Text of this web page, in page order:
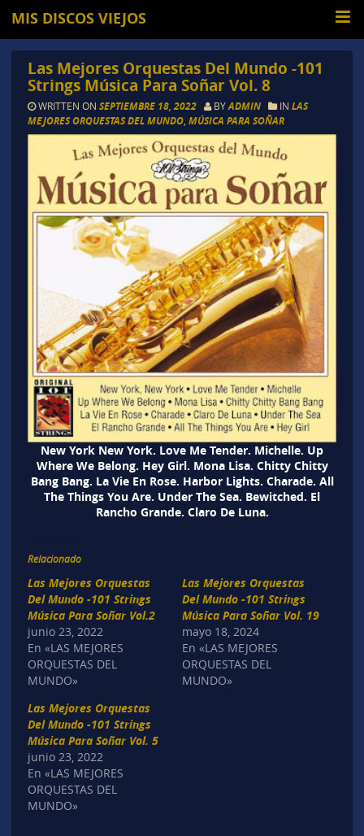
MIS DISCOS VIEJOS
Las Mejores Orquestas Del Mundo -101
Strings Música Para Soñar Vol. 8
WRITTEN ON SEPTIEMBRE 18, 2022 BYADMIN IN LAS
MEJORES ORQUESTAS DEL MUNDO, MÚSICA PARA SOÑAR
New York New York. Love Me Tender. Michelle. Up
Where We Belong. Hey Girl. Mona Lisa. Chitty Chitty
Bang Bang. La Vie En Rose. Harbor Lights. Charade. All
The Things You Are. Under The Sea. Bewitched. El
Rancho Grande. Claro De Luna.
Relacionado
Las Mejores Orquestas
Del Mundo -101 Strings
Música Para Soñar Vol.2
junio 23, 2022
En «LAS MEJORES
ORQUESTAS DEL
MUNDO»
Las Mejores Orquestas
Del Mundo -101 Strings
Música Para Soñar Vol. 19
mayo 18, 2024
En «LAS MEJORES
ORQUESTAS DEL
MUNDO»
Las Mejores Orquestas
Del Mundo -101 Strings
Música Para Soñar Vol. 5
junio 23, 2022
En «LAS MEJORES
ORQUESTAS DEL
MUNDO»